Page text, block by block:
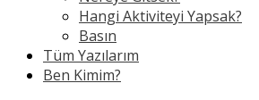
Hangi Aktiviteyi Yapsak?
Basın
Tüm Yazılarım
Ben Kimim?